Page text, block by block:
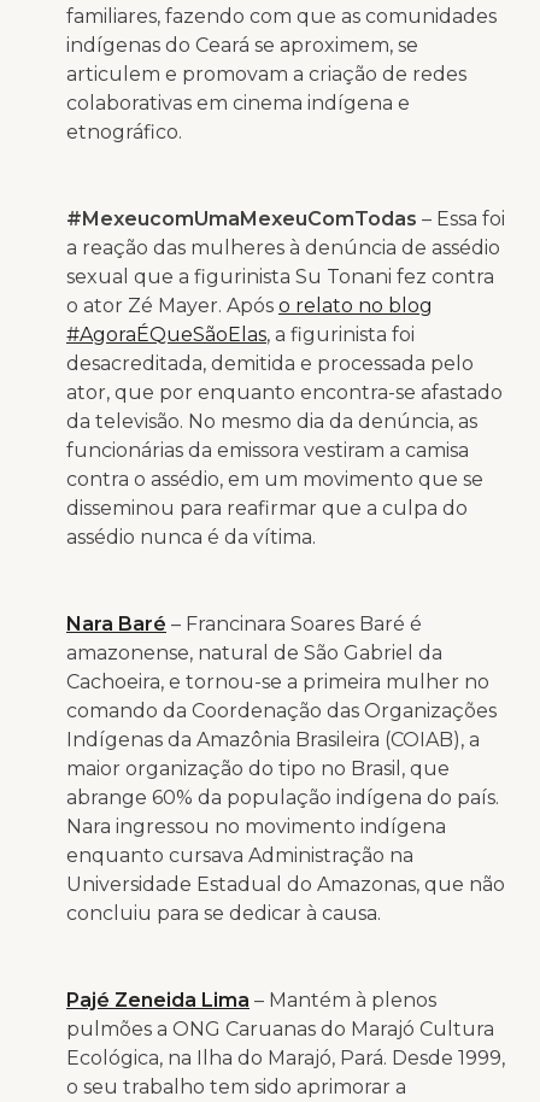
familiares, fazendo com que as comunidades
indígenas do Ceará se aproximem, se
articulem e promovam a criação de redes
colaborativas em cinema indígena e
etnográfico.
#MexeucomUmaMexeuComTodas – Essa foi
a reação das mulheres à denúncia de assédio
sexual que a figurinista Su Tonani fez contra
o ator Zé Mayer. Após o relato no blog
#AgoraÉQueSãoElas, a figurinista foi
desacreditada, demitida e processada pelo
ator, que por enquanto encontra-se afastado
da televisão. No mesmo dia da denúncia, as
funcionárias da emissora vestiram a camisa
contra o assédio, em um movimento que se
disseminou para reafirmar que a culpa do
assédio nunca é da vítima.
Nara Baré – Francinara Soares Baré é
amazonense, natural de São Gabriel da
Cachoeira, e tornou-se a primeira mulher no
comando da Coordenação das Organizações
Indígenas da Amazônia Brasileira (COIAB), a
maior organização do tipo no Brasil, que
abrange 60% da população indígena do país.
Nara ingressou no movimento indígena
enquanto cursava Administração na
Universidade Estadual do Amazonas, que não
concluiu para se dedicar à causa.
Pajé Zeneida Lima – Mantém à plenos
pulmões a ONG Caruanas do Marajó Cultura
Ecológica, na Ilha do Marajó, Pará. Desde 1999,
o seu trabalho tem sido aprimorar a